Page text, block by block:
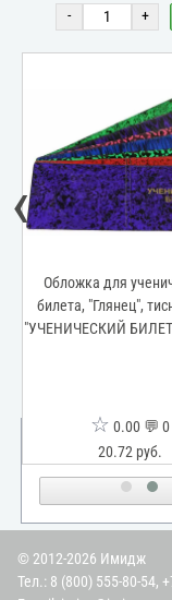
- +
Обложка для
билета, "Глянец",
"УЧЕНИЧЕСКИЙ
☆ 0.00 💬 0
20.72 руб.
‹
Мы
© 2012-2026 Имидж
Тел.: 8 (800) 555-80-54,